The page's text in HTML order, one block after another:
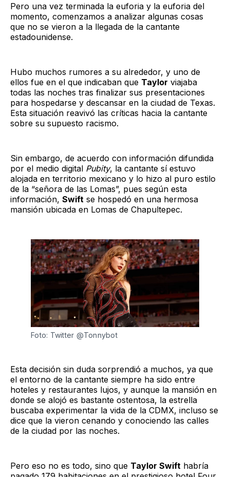
Pero una vez terminada la euforia y la euforia del
momento, comenzamos a analizar algunas cosas
que no se vieron a la llegada de la cantante
estadounidense.
Hubo muchos rumores a su alrededor, y uno de
ellos fue en el que indicaban que Taylor viajaba
todas las noches tras finalizar sus presentaciones
para hospedarse y descansar en la ciudad de Texas.
Esta situación reavivó las críticas hacia la cantante
sobre su supuesto racismo.
Sin embargo, de acuerdo con información difundida
por el medio digital Pubity, la cantante sí estuvo
alojada en territorio mexicano y lo hizo al puro estilo
de la “señora de las Lomas”, pues según esta
información, Swift se hospedó en una hermosa
mansión ubicada en Lomas de Chapultepec.
Foto: Twitter @Tonnybot
Esta decisión sin duda sorprendió a muchos, ya que
el entorno de la cantante siempre ha sido entre
hoteles y restaurantes lujos, y aunque la mansión en
donde se alojó es bastante ostentosa, la estrella
buscaba experimentar la vida de la CDMX, incluso se
dice que la vieron cenando y conociendo las calles
de la ciudad por las noches.
Pero eso no es todo, sino que Taylor Swift habría